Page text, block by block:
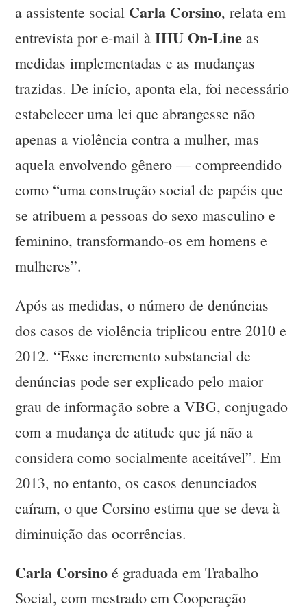
a assistente social Carla Corsino, relata em
entrevista por e-mail àIHU On-Line as
medidas implementadas e as mudanças
trazidas. De início, aponta ela, foi necessário
estabelecer uma lei que abrangesse não
apenas a violência contra a mulher, mas
aquela envolvendo gênero — compreendido
como “uma construção social de papéis que
se atribuem a pessoas do sexo masculino e
feminino, transformando-os em homens e
mulheres”.
Após as medidas, o número de denúncias
dos casos de violência triplicou entre 2010 e
2012. “Esse incremento substancial de
denúncias pode ser explicado pelo maior
grau de informação sobre a VBG, conjugado
com a mudança de atitude que já não a
considera como socialmente aceitável”. Em
2013, no entanto, os casos denunciados
caíram, o que Corsino estima que se deva à
diminuição das ocorrências.
Carla Corsinoé graduada em Trabalho
Social, com mestrado em Cooperação